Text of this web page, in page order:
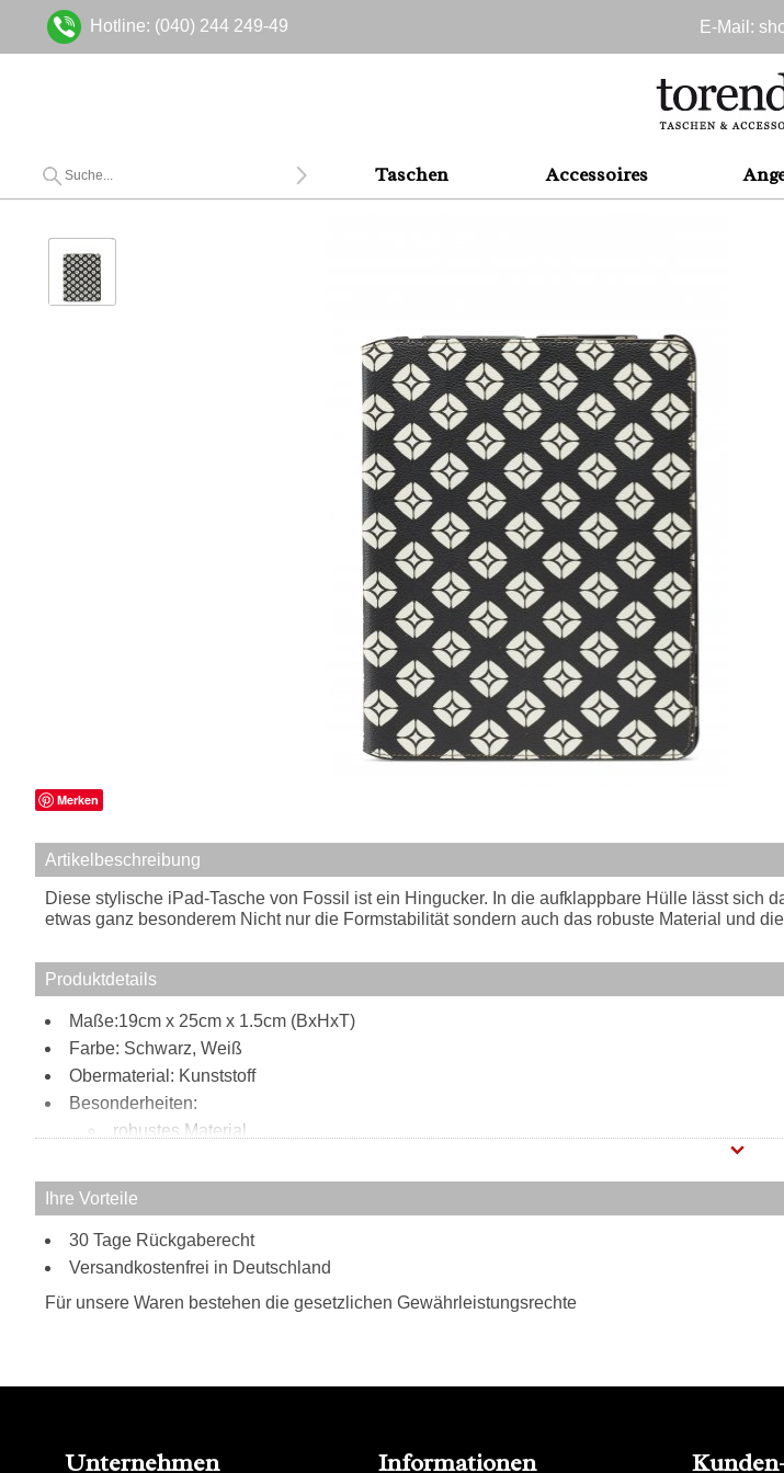
Hotline: (040) 244 249-49 E-Mail:
Taschen Accessoires
Merken
Artikelbeschreibung
Diese stylische iPad-Tasche von Fossil ist ein Hingucker. In die aufklappbare Hülle lässt sich
etwas ganz besonderem Nicht nur die Formstabilität sondern auch das robuste Material und
Produktdetails
Maße:19cm x 25cm x 1.5cm (BxHxT)
Farbe: Schwarz, Weiß
Obermaterial: Kunststoff
Besonderheiten:
robustes Material
geeignet für das Apple iPad 2 / 3 / 4
Ihre Vorteile
30 Tage Rückgaberecht
Versandkostenfrei in Deutschland
Für unsere Waren bestehen die gesetzlichen Gewährleistungsrechte
Unternehmen Informationen